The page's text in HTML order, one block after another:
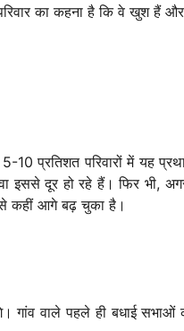
परिवार का कहना है कि वे खुश हैं
प्रतिशत परिवारों में यह
इससे दूर हो रहे हैं। फिर भी,
से कहीं आगे बढ़ चुका है।
वाले पहले ही बधाई सभाओं